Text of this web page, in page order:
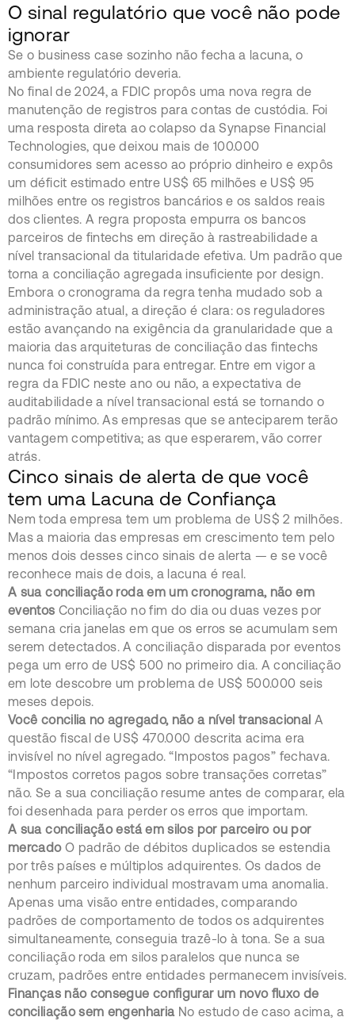
O sinal regulatório que você não pode
ignorar
Se o business case sozinho não fecha a lacuna, o
ambiente regulatório deveria.
No final de 2024, a FDIC propôs uma nova regra de
manutenção de registros para contas de custódia. Foi
uma resposta direta ao colapso da Synapse Financial
Technologies, que deixou mais de 100.000
consumidores sem acesso ao próprio dinheiro e expôs
um déficit estimado entre US$ 65 milhões e US$ 95
milhões entre os registros bancários e os saldos reais
dos clientes. A regra proposta empurra os bancos
parceiros de fintechs em direção à rastreabilidade a
nível transacional da titularidade efetiva. Um padrão que
torna a conciliação agregada insuficiente por design.
Embora o cronograma da regra tenha mudado sob a
administração atual, a direção é clara: os reguladores
estão avançando na exigência da granularidade que a
maioria das arquiteturas de conciliação das fintechs
nunca foi construída para entregar. Entre em vigor a
regra da FDIC neste ano ou não, a expectativa de
auditabilidade a nível transacional está se tornando o
padrão mínimo. As empresas que se anteciparem terão
vantagem competitiva; as que esperarem, vão correr
atrás.
Cinco sinais de alerta de que você
tem uma Lacuna de Confiança
Nem toda empresa tem um problema de US$ 2 milhões.
Mas a maioria das empresas em crescimento tem pelo
menos dois desses cinco sinais de alerta — e se você
reconhece mais de dois, a lacuna é real.
A sua conciliação roda em um cronograma, não em
eventos Conciliação no fim do dia ou duas vezes por
semana cria janelas em que os erros se acumulam sem
serem detectados. A conciliação disparada por eventos
pega um erro de US$ 500 no primeiro dia. A conciliação
em lote descobre um problema de US$ 500.000 seis
meses depois.
Você concilia no agregado, não a nível transacional A
questão fiscal de US$ 470.000 descrita acima era
invisível no nível agregado. “Impostos pagos” fechava.
“Impostos corretos pagos sobre transações corretas”
não. Se a sua conciliação resume antes de comparar, ela
foi desenhada para perder os erros que importam.
A sua conciliação está em silos por parceiro ou por
mercadoO padrão de débitos duplicados se estendia
por três países e múltiplos adquirentes. Os dados de
nenhum parceiro individual mostravam uma anomalia.
Apenas uma visão entre entidades, comparando
padrões de comportamento de todos os adquirentes
simultaneamente, conseguia trazê-lo à tona. Se a sua
conciliação roda em silos paralelos que nunca se
cruzam, padrões entre entidades permanecem invisíveis.
Finanças não consegue configurar um novo fluxo de
conciliação sem engenharia No estudo de caso acima, a